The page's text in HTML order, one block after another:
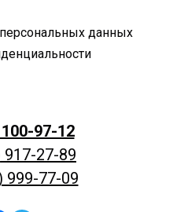
данных
97-12
917-27-89
999-77-09